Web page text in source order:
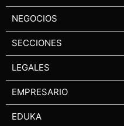
NEGOCIOS
SECCIONES
LEGALES
EMPRESARIO
EDUKA